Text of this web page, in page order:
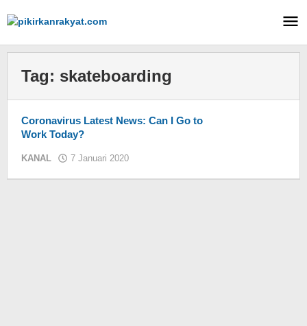
ke
Tag: skateboarding
Coronavirus Latest News: Can I Go to
Work Today?
KANAL 7 Januari 2020